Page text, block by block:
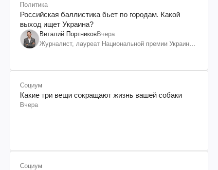
Политика
Российская баллистика бьет по городам. Какой
выход ищет Украина?
Виталий ПортниковВчера
Журналист, лауреат Национальной премии Украины
Социум
Какие три вещи сокращают жизнь вашей собаки
Вчера
Социум